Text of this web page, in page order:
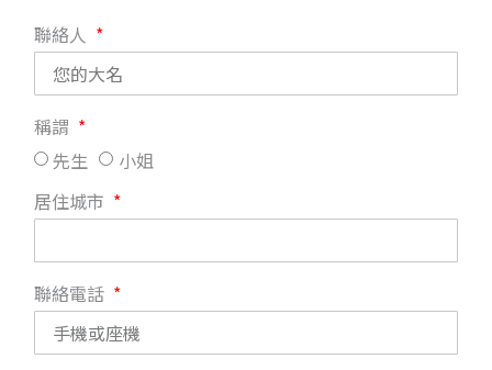
聯絡人
稱謂
先生
小姐
居住城市
聯絡電話